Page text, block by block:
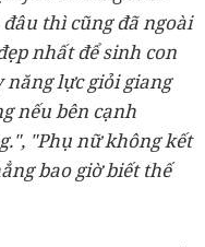
thì cũng đã ngoài
nhất để sinh con
năng lực giỏi giang
nếu bên cạnh
"Phụ nữ không kết
bao giờ biết thế